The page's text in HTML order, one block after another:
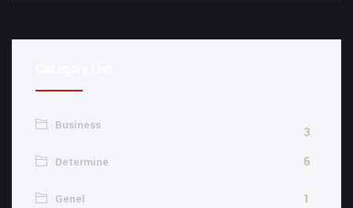
Business 3
Determine 6
Genel 1